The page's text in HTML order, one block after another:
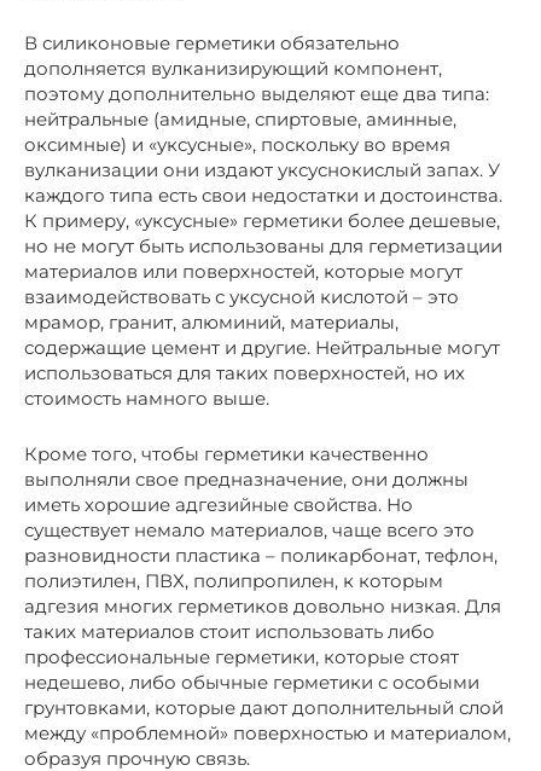
В силиконовые герметики обязательно
дополняется вулканизирующий компонент,
поэтому дополнительно выделяют еще два типа:
нейтральные (амидные, спиртовые, аминные,
оксимные) и «уксусные», поскольку во время
вулканизации они издают уксуснокислый запах. У
каждого типа есть свои недостатки и достоинства.
К примеру, «уксусные» герметики более дешевые,
но не могут быть использованы для герметизации
материалов или поверхностей, которые могут
взаимодействовать с уксусной кислотой – это
мрамор, гранит, алюминий, материалы,
содержащие цемент и другие. Нейтральные могут
использоваться для таких поверхностей, но их
стоимость намного выше.
Кроме того, чтобы герметики качественно
выполняли свое предназначение, они должны
иметь хорошие адгезийные свойства. Но
существует немало материалов, чаще всего это
разновидности пластика – поликарбонат, тефлон,
полиэтилен, ПВХ, полипропилен, к которым
адгезия многих герметиков довольно низкая. Для
таких материалов стоит использовать либо
профессиональные герметики, которые стоят
недешево, либо обычные герметики с особыми
грунтовками, которые дают дополнительный слой
между «проблемной» поверхностью и материалом,
образуя прочную связь.